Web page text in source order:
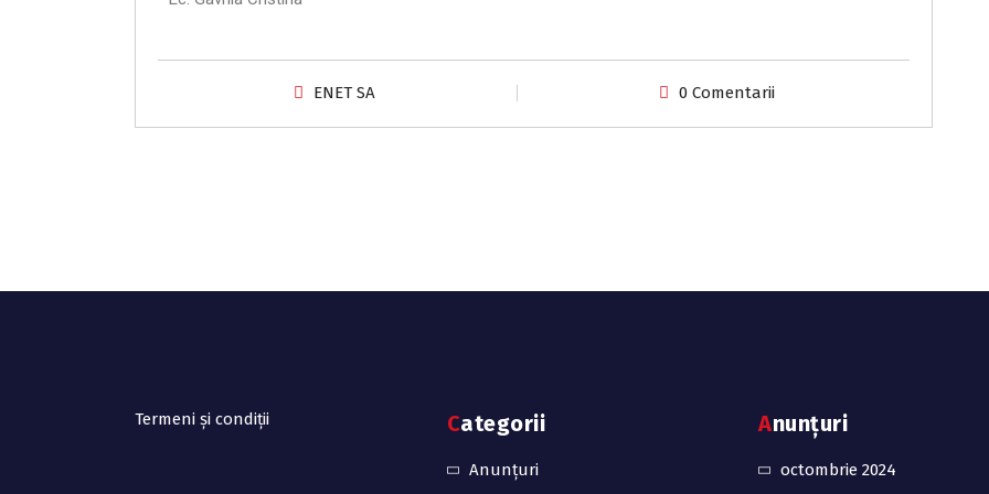
ENET SA 0 Comentarii
Termeni și condiții Categorii
Anunțuri
Anunțuri
octombrie 2024